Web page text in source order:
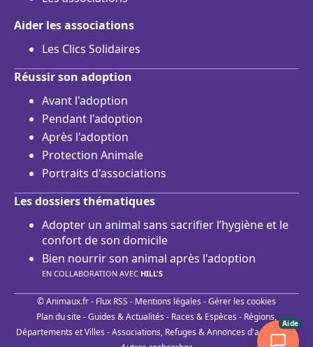
Aider les associations
Les Clics Solidaires
Réussir son adoption
Avant l'adoption
Pendant l'adoption
Après l'adoption
Protection Animale
Portraits d'associations
Les dossiers thématiques
Adopter un animal sans sacrifier l’hygiène et le
confort de son domicile
Bien nourrir son animal après l'adoption
EN COLLABORATION AVEC HILL'S
© Animaux.fr - Flux RSS - Mentions légales -Gérer les cookies
Plan du site-Guides & Actualités - Races & Espèces - Régions,
Départements et Villes -Associations, Refuges & Annonces d'adoptions-
Aide